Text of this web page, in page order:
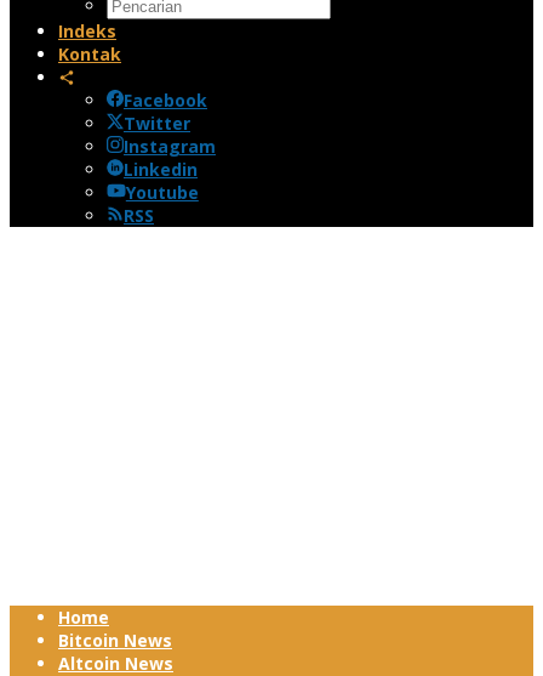
Indeks
Kontak
Facebook
Twitter
Instagram
Linkedin
Youtube
RSS
Home
Bitcoin News
Altcoin News